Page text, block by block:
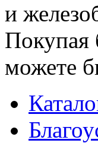
и
Покупая
можете